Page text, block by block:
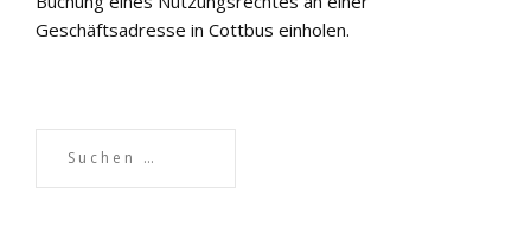
Geschäftsadresse in Cottbus einholen.